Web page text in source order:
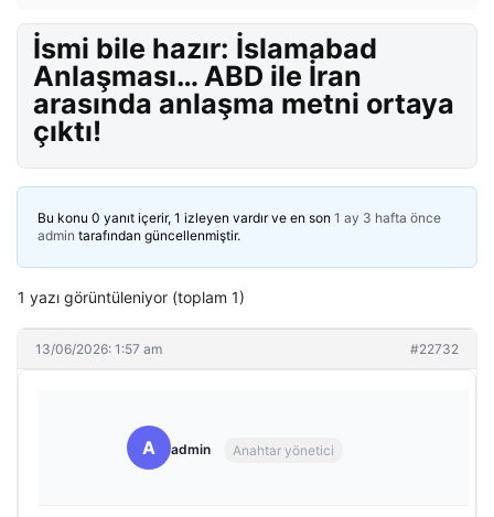
İsmi bile hazır: İslamabad
Anlaşması… ABD ile İran
arasında anlaşma metni ortaya
çıktı!
Bu konu 0 yanıt içerir, 1 izleyen vardır ve en son 1 ay 3 hafta önce
admin tarafından güncellenmiştir.
1 yazı görüntüleniyor (toplam 1)
13/06/2026: 1:57 am #22732
A admin Anahtar yönetici